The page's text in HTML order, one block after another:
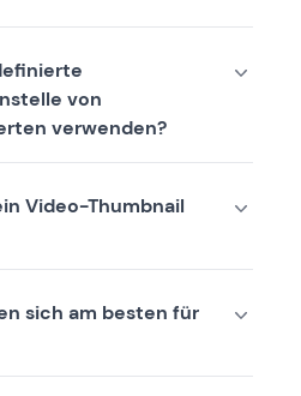
von
verwenden?
Video-Thumbnail
sich am besten für